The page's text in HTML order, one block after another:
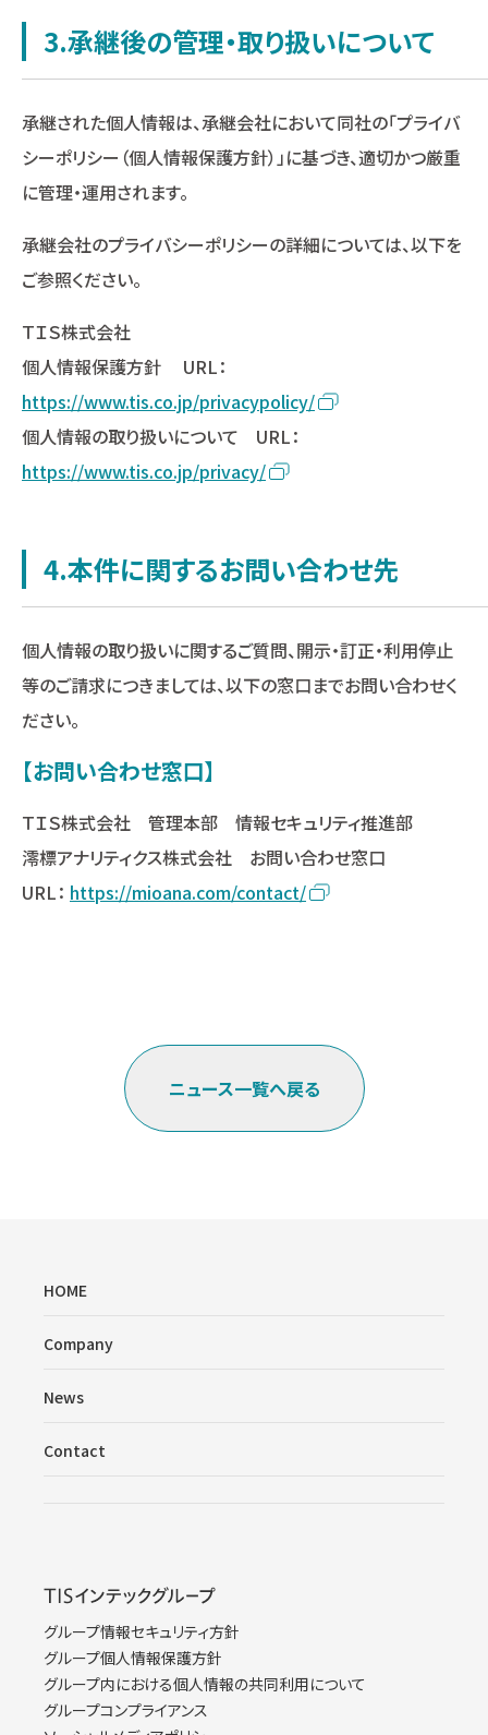
3.承継後の管理・取り扱いについて
承継された個人情報は、承継会社において同社の「プライバ
シーポリシー（個人情報保護方針）」に基づき、適切かつ厳重
に管理・運用されます。
承継会社のプライバシーポリシーの詳細については、以下を
ご参照ください。
ＴＩＳ株式会社
個人情報保護方針 URL：
https://www.tis.co.jp/privacypolicy/
個人情報の取り扱いについて URL：
https://www.tis.co.jp/privacy/
4.本件に関するお問い合わせ先
個人情報の取り扱いに関するご質問、開示・訂正・利用停止
等のご請求につきましては、以下の窓口までお問い合わせく
ださい。
【お問い合わせ窓口】
ＴＩＳ株式会社 管理本部 情報セキュリティ推進部
澪標アナリティクス株式会社 お問い合わせ窓口
URL： https://mioana.com/contact/
ニュース一覧へ戻る
HOME
Company
News
Contact
グループ情報セキュリティ方針
グループ個人情報保護方針
グループ内における個人情報の共同利用について
グループコンプライアンス